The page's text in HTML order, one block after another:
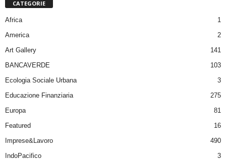
CATEGORIE
Africa
1
America
2
Art Gallery
141
BANCAVERDE
103
Ecologia Sociale Urbana
3
Educazione Finanziaria
275
Europa
81
Featured
16
Imprese&Lavoro
490
IndoPacifico
3